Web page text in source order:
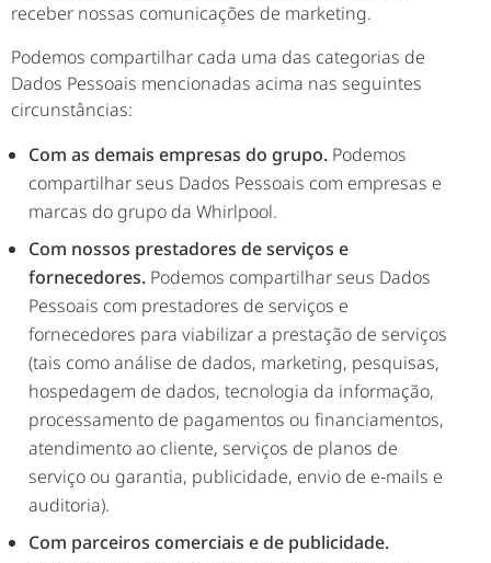
receber nossas comunicações de marketing.
Podemos compartilhar cada uma das categorias de
Dados Pessoais mencionadas acima nas seguintes
circunstâncias:
Com as demais empresas do grupo. Podemos
compartilhar seus Dados Pessoais com empresas e
marcas do grupo da Whirlpool.
Com nossos prestadores de serviços e
fornecedores. Podemos compartilhar seus Dados
Pessoais com prestadores de serviços e
fornecedores para viabilizar a prestação de serviços
(tais como análise de dados, marketing, pesquisas,
hospedagem de dados, tecnologia da informação,
processamento de pagamentos ou financiamentos,
atendimento ao cliente, serviços de planos de
serviço ou garantia, publicidade, envio de e-mails e
auditoria).
Com parceiros comerciais e de publicidade.